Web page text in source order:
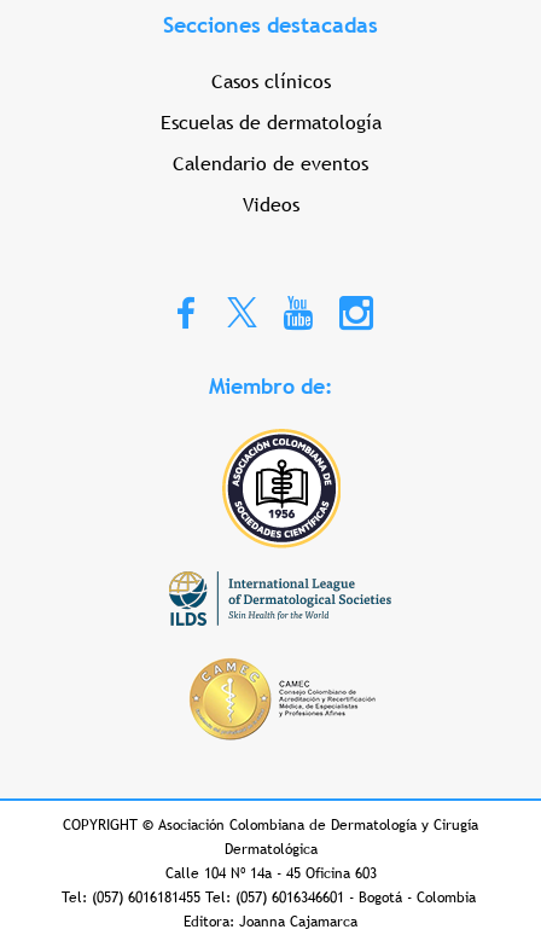
Secciones destacadas
Casos clínicos
Escuelas de dermatología
Calendario de eventos
Videos
Miembro de:
COPYRIGHT © Asociación Colombiana de Dermatología y Cirugía
Dermatológica
Calle 104 Nº 14a - 45 Oficina 603
Tel: (057) 6016181455 Tel: (057) 6016346601 - Bogotá - Colombia
Editora: Joanna Cajamarca